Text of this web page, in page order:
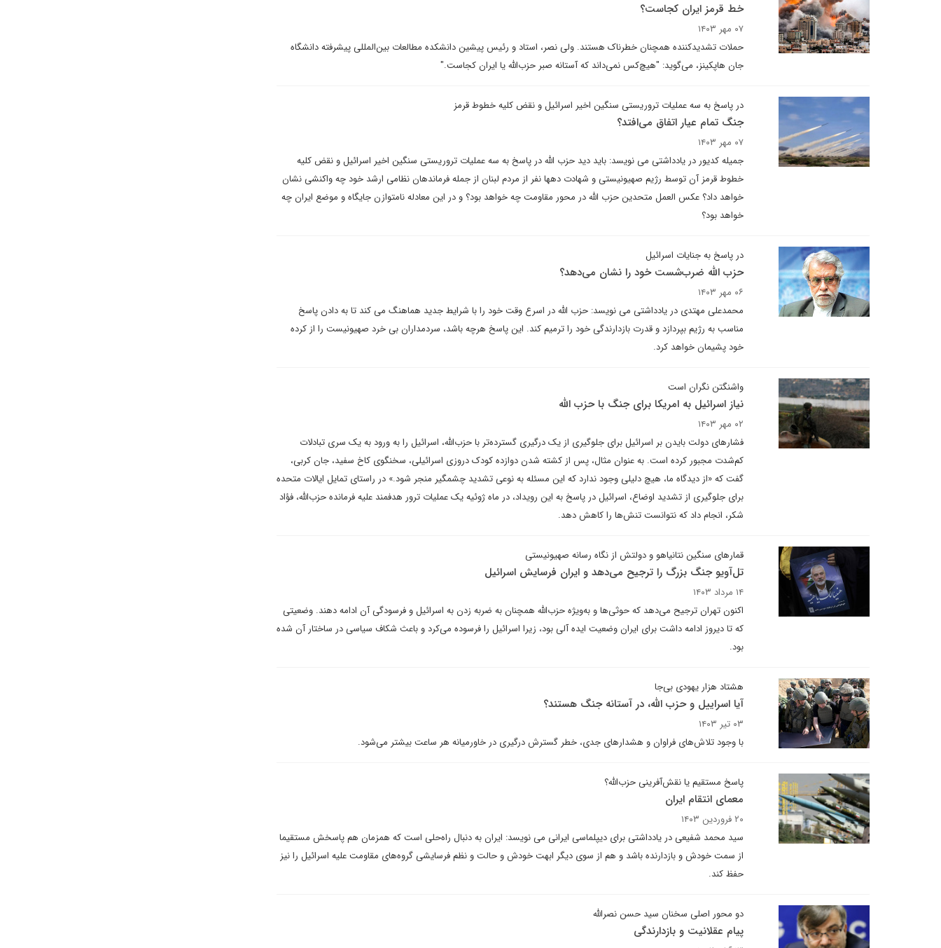
خط قرمز ایران کجاست؟
۰۷ مهر ۱۴۰۳
حملات تشدیدکننده همچنان خطرناک هستند. ولی نصر، استاد و رئیس پیشین دانشکده مطالعات بین‌المللی پیشرفته دانشگاه
جان هاپکینز، می‌گوید: "هیچ‌کس نمی‌داند که آستانه صبر حزب‌الله یا ایران کجاست."
در پاسخ به سه عملیات تروریستی سنگین اخیر اسرائیل و نقض کلیه خطوط قرمز
جنگ تمام عیار اتفاق می‌افتد؟
۰۷ مهر ۱۴۰۳
جمیله کدیور در یادداشتی می نویسد: باید دید حزب الله در پاسخ به سه عملیات تروریستی سنگین اخیر اسرائیل و نقض کلیه
خطوط قرمز آن توسط رژیم صهیونیستی و شهادت دهها نفر از مردم لبنان از جمله فرماندهان نظامی ارشد خود چه واکنشی نشان
خواهد داد؟ عکس العمل متحدین حزب الله در محور مقاومت چه خواهد بود؟ و در این معادله نامتوازن جایگاه و موضع ایران چه
خواهد بود؟
در پاسخ به جنایات اسرائیل
حزب الله ضرب‌شست خود را نشان می‌دهد؟
۰۶ مهر ۱۴۰۳
محمدعلی مهتدی در یادداشتی می نویسد: حزب الله در اسرع وقت خود را با شرایط جدید هماهنگ می کند تا به دادن پاسخ
مناسب به رژیم بپردازد و قدرت بازدارندگی خود را ترمیم کند. این پاسخ هرچه باشد، سردمداران بی خرد صهیونیست را از کرده
خود پشیمان خواهد کرد.
واشنگتن نگران است
نیاز اسرائیل به امریکا برای جنگ با حزب الله
۰۲ مهر ۱۴۰۳
فشارهای دولت بایدن بر اسرائیل برای جلوگیری از یک درگیری گسترده‌تر با حزب‌الله، اسرائیل را به ورود به یک سری تبادلات
کم‌شدت مجبور کرده است. به عنوان مثال، پس از کشته شدن دوازده کودک دروزی اسرائیلی، سخنگوی کاخ سفید، جان کربی،
گفت که «از دیدگاه ما، هیچ دلیلی وجود ندارد که این مسئله به نوعی تشدید چشمگیر منجر شود.» در راستای تمایل ایالات متحده
برای جلوگیری از تشدید اوضاع، اسرائیل در پاسخ به این رویداد، در ماه ژوئیه یک عملیات ترور هدفمند علیه فرمانده حزب‌الله، فؤاد
شکر، انجام داد که نتوانست تنش‌ها را کاهش دهد.
قمارهای سنگین نتانیاهو و دولتش از نگاه رسانه صهیونیستی
تل‌آویو جنگ بزرگ را ترجیح می‌دهد و ایران فرسایش اسرائیل
۱۴ مرداد ۱۴۰۳
اکنون تهران ترجیح می‌دهد که حوثی‌ها و به‌ویژه حزب‌الله همچنان به ضربه زدن به اسرائیل و فرسودگی آن ادامه دهند. وضعیتی
که تا دیروز ادامه داشت برای ایران وضعیت ایده آلی بود، زیرا اسرائیل را فرسوده می‌کرد و باعث شکاف سیاسی در ساختار آن شده
بود.
هشتاد هزار یهودی بی‌جا
آیا اسراییل و حزب الله، در آستانه جنگ هستند؟
۰۳ تیر ۱۴۰۳
با وجود تلاش‌های فراوان و هشدارهای جدی، خطر گسترش درگیری در خاورمیانه هر ساعت بیشتر می‌شود.
پاسخ مستقیم یا نقش‌آفرینی حزب‌الله؟
معمای انتقام ایران
۲۰ فروردین ۱۴۰۳
سید محمد شفیعی در یادداشتی برای دیپلماسی ایرانی می نویسد: ایران به دنبال راه‌حلی است که همزمان هم پاسخش مستقیما
از سمت خودش و بازدارنده باشد و هم از سوی دیگر ابهت خودش و حالت و نظم فرسایشی گروه‌های مقاومت علیه اسرائیل را نیز
حفظ کند.
دو محور اصلی سخنان سید حسن نصرالله
پیام عقلانیت و بازدارندگی